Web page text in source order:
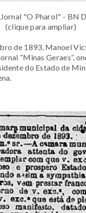
"O Pharol" - BN
(clique para ampliar)
de 1893, Manoel
“Minas Geraes”,
do Estado de